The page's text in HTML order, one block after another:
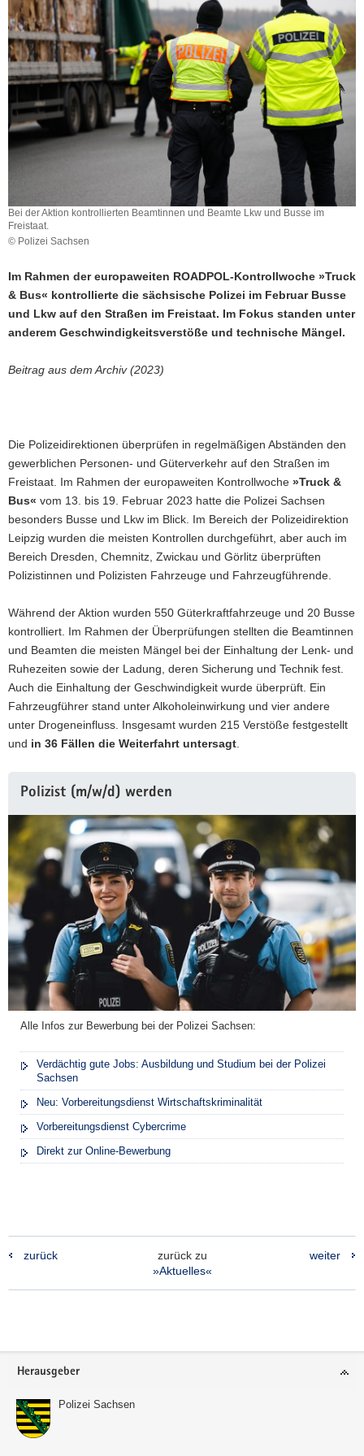
a
v
i
g
t
i
o
Bei der Aktion kontrollierten Beamtinnen und Beamte Lkw und Busse im
Freistaat.
© Polizei Sachsen
Im Rahmen der europaweiten ROADPOL-Kontrollwoche »Truck
& Bus« kontrollierte die sächsische Polizei im Februar Busse
und Lkw auf den Straßen im Freistaat. Im Fokus standen unter
anderem Geschwindigkeitsverstöße und technische Mängel.
Beitrag aus dem Archiv (2023)
Die Polizeidirektionen überprüfen in regelmäßigen Abständen den
gewerblichen Personen- und Güterverkehr auf den Straßen im
Freistaat. Im Rahmen der europaweiten Kontrollwoche »Truck &
Bus« vom 13. bis 19. Februar 2023 hatte die Polizei Sachsen
besonders Busse und Lkw im Blick. Im Bereich der Polizeidirektion
Leipzig wurden die meisten Kontrollen durchgeführt, aber auch im
Bereich Dresden, Chemnitz, Zwickau und Görlitz überprüften
Polizistinnen und Polizisten Fahrzeuge und Fahrzeugführende.
Während der Aktion wurden 550 Güterkraftfahrzeuge und 20 Busse
kontrolliert. Im Rahmen der Überprüfungen stellten die Beamtinnen
und Beamten die meisten Mängel bei der Einhaltung der Lenk- und
Ruhezeiten sowie der Ladung, deren Sicherung und Technik fest.
Auch die Einhaltung der Geschwindigkeit wurde überprüft. Ein
Fahrzeugführer stand unter Alkoholeinwirkung und vier andere
unter Drogeneinfluss. Insgesamt wurden 215 Verstöße festgestellt
und in 36 Fällen die Weiterfahrt untersagt
Polizist (m/w/d) werden
Alle Infos zur Bewerbung bei der Polizei Sachsen:
Verdächtig gute Jobs: Ausbildung und Studium bei der Polizei
Sachsen
Neu: Vorbereitungsdienst Wirtschaftskriminalität
Vorbereitungsdienst Cybercrime
Direkt zur Online-Bewerbung
zurück
zurück zu
»Aktuelles«
weiter
Footer-
Herausgeber
Polizei Sachsen